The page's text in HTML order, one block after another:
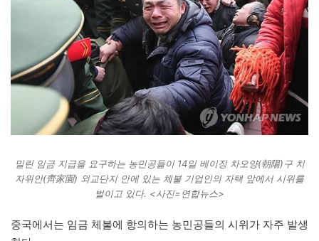
밀린 임금 지급을 요구하는 농민공들이 14일 베이징 차오양(朝陽)구 치
자위안(齊家園) 외교단지 안에 있는 체불 기업인의 자택 앞에서 시위를
벌이고 있다. <사진=연합뉴스>
중국에서는 임금 체불에 항의하는 농민공들의 시위가 자주 발생